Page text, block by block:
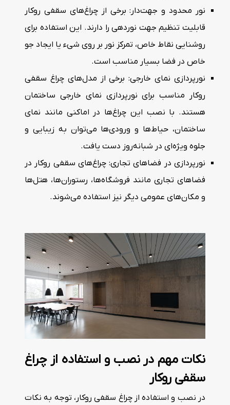
نور محدود و جهت‌دار: برخی از چراغ‌های سقفی روکار
قابلیت تنظیم جهت نوردهی را دارند. این استفاده برای
روشنایی نقاط خاص، تمرکز نور بر روی شیء یا ایجاد جو
خاص در فضا بسیار مناسب است.
نورپردازی نمای خارجی: برخی از مدل‌های چراغ سقفی
روکار مناسب برای نورپردازی نمای خارجی ساختمان
هستند. با نصب این چراغ‌ها در اماکنی مانند نمای
ساختمان، حیاط‌ها و ورودی‌ها می‌توان به زیبایی و
جلوه ویژه‌ای در شبانه‌روز دست یافت.
نورپردازی در فضاهای تجاری: چراغ‌های سقفی روکار در
فضاهای تجاری مانند فروشگاه‌ها، رستوران‌ها، هتل‌ها
و مکان‌های عمومی دیگر نیز استفاده می‌شوند.
نکات مهم در نصب و استفاده از چراغ
سقفی روکار
در نصب و استفاده از چراغ سقفی روکار، توجه به نکات